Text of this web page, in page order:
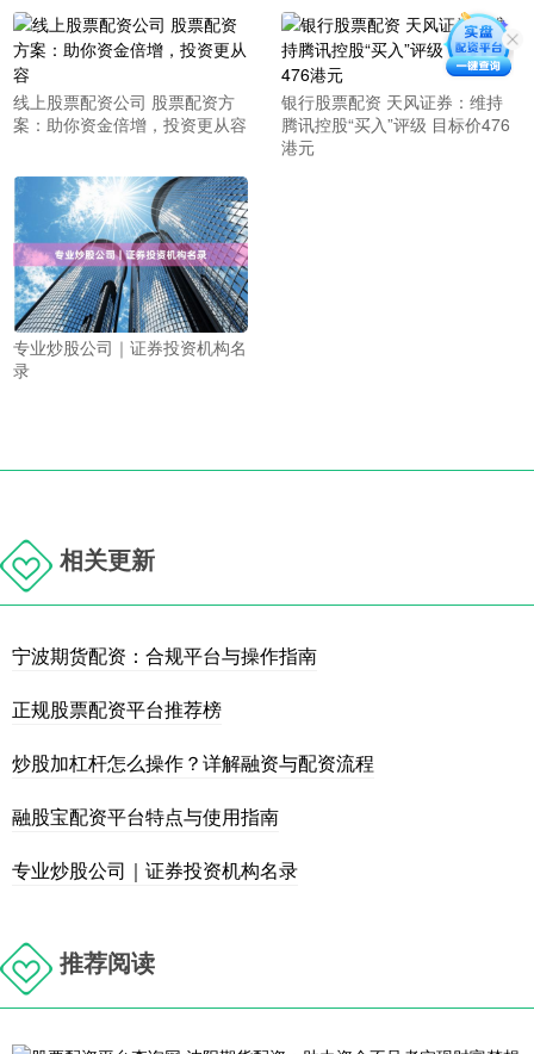
线上股票配资公司 股票配资方
案：助你资金倍增，投资更从容
银行股票配资 天风证券：维持
腾讯控股“买入”评级 目标价476
港元
专业炒股公司｜证券投资机构名
录
相关更新
宁波期货配资：合规平台与操作指南
正规股票配资平台推荐榜
炒股加杠杆怎么操作？详解融资与配资流程
融股宝配资平台特点与使用指南
专业炒股公司｜证券投资机构名录
推荐阅读